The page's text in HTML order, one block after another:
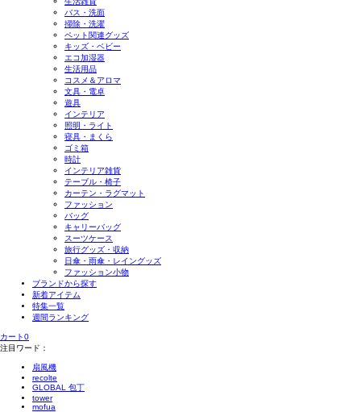
バス・洗面
掃除・洗濯
ペット関連グッズ
キッズ・ベビー
エコ加湿器
生活用品
コスメ＆アロマ
文具・電卓
遊具
インテリア
照明・ライト
寝具・まくら
ゴミ箱
時計
インテリア雑貨
テーブル・椅子
カーテン・ラグマット
ファッション
バッグ
キャリーバッグ
スーツケース
旅行グッズ・収納
日傘・雨傘・レイングッズ
ファッション小物
ブランドから探す
新着アイテム
特集一覧
週間ランキング
カート0
注目ワード：
扇風機
recolte
GLOBAL 包丁
tower
mofua